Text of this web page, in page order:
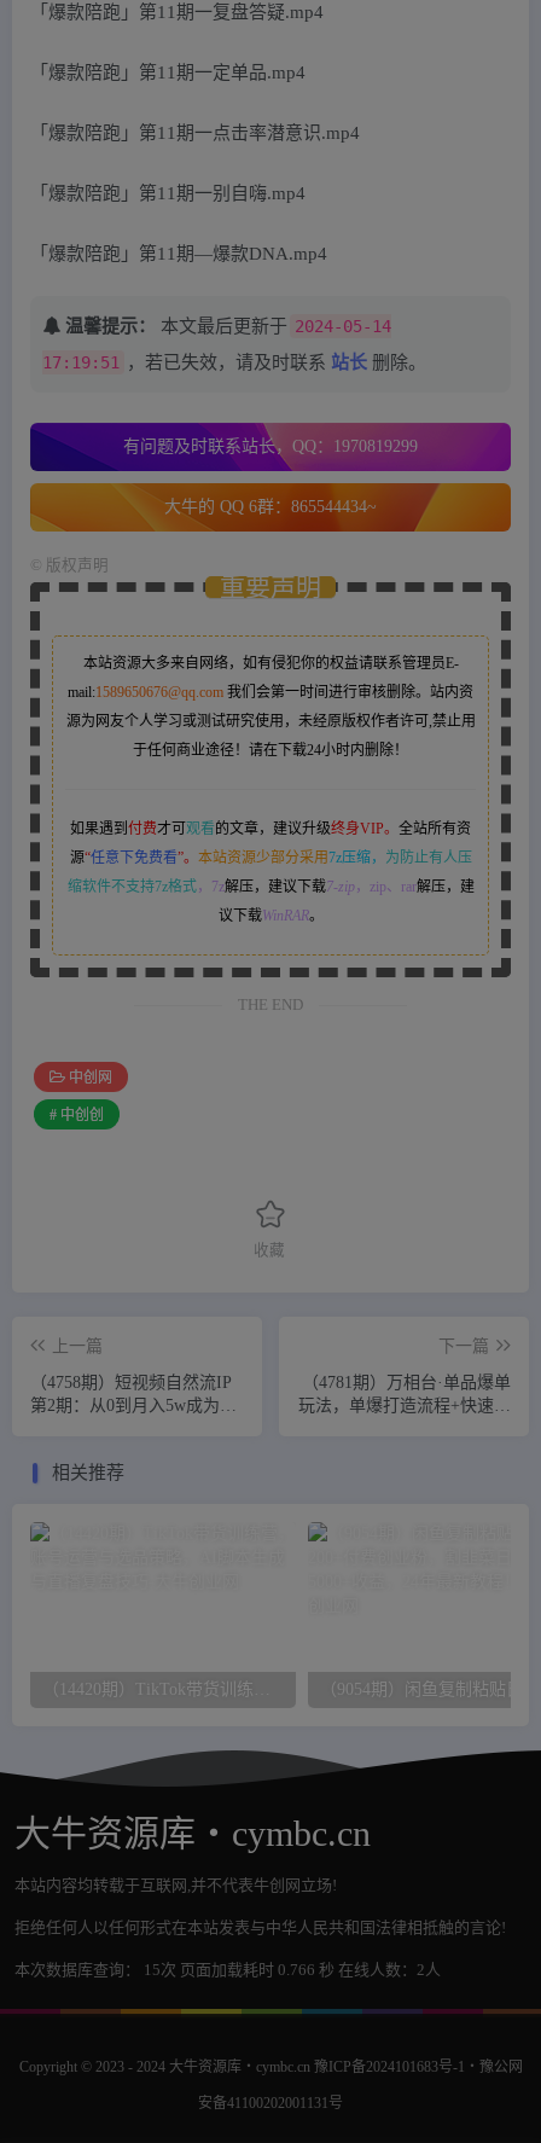
「爆款陪跑」第11期一复盘答疑.mp4
「爆款陪跑」第11期一定单品.mp4
「爆款陪跑」第11期一点击率潜意识.mp4
「爆款陪跑」第11期一别自嗨.mp4
「爆款陪跑」第11期—爆款DNA.mp4
温馨提示： 本文最后更新于 2024-05-14
17:19:51
，若已失效，请及时联系 站长 删除。
有问题及时联系站长，QQ：1970819299
大牛的 QQ 6群：865544434~
版权声明
重要声明
本站资源大多来自网络，如有侵犯你的权益请联系管理员E-
mail:1589650676@qq.com 我们会第一时间进行审核删除。站内资
源为网友个人学习或测试研究使用，未经原版权作者许可,禁止用
于任何商业途径！请在下载24小时内删除！
如果遇到 付费才可 观看 的文章，建议升级终身VIP。 全站所有资
源“任意下免费看”。 本站资源少部分采用7z压缩，
为防止有人压
缩软件不支持7z格式，7z解压，建议下载7-zip，zip、rar解压，建
议下载WinRAR。
THE END
中创网
# 中创创
收藏
上一篇
（4758期）短视频自然流IP
第2期：从0到月入5w成为有
下一篇
（4781期）万相台·单品爆单
玩法，单爆打造流程+快速测
相关推荐
大牛资源库・cymbc.cn
本站内容均转载于互联网,并不代表牛创网立场!
拒绝任何人以任何形式在本站发表与中华人民共和国法律相抵触的言论!
本次数据库查询： 15次 页面加载耗时 0.766 秒 在线人数：2人
Copyright © 2023 - 2024 大牛资源库・cymbc.cn 豫ICP备2024101683号-1 ・ 豫公网
安备41100202001131号